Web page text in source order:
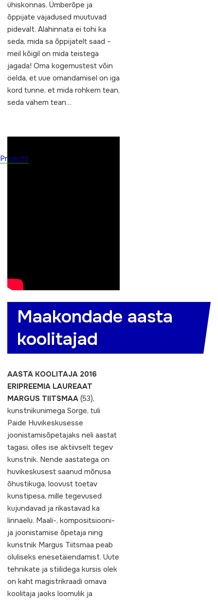
Projects
ühiskonnas. Ümberõpe ja
õppijate vajadused muutuvad
pidevalt. Alahinnata ei tohi ka
seda, mida sa õppijatelt saad –
meil kõigil on mida teistega
jagada! Oma kogemustest võin
öelda, et uue omandamisel on iga
kord tunne, et mida rohkem tean,
seda vähem tean…
Maakondade aasta
koolitajad
AASTA KOOLITAJA 2016
ERIPREEMIA LAUREAAT
MARGUS TIITSMAA (53),
kunstnikunimega Sorge, tuli
Paide Huvikeskusesse
joonistamisõpetajaks neli aastat
tagasi, olles ise aktiivselt tegev
kunstnik. Nende aastatega on
huvikeskusest saanud mõnusa
õhustikuga, loovust toetav
kunstipesa, mille tegevused
kujundavad ja rikastavad ka
linnaelu. Maali-, kompositsiooni-
ja joonistamise õpetaja ning
kunstnik Margus Tiitsmaa peab
oluliseks enesetäiendamist. Uute
tehnikate ja stiilidega kursis olek
on kaht magistrikraadi omava
koolitaja jaoks loomulik ja